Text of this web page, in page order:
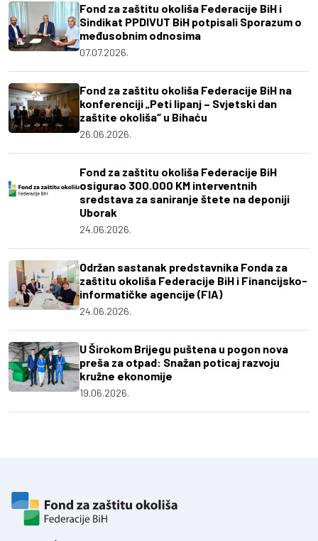
Fond za zaštitu okoliša Federacije BiH i
Sindikat PPDIVUT BiH potpisali Sporazum o
međusobnim odnosima
07.07.2026.
Fond za zaštitu okoliša Federacije BiH na
konferenciji „Peti lipanj – Svjetski dan
zaštite okoliša“ u Bihaću
26.06.2026.
Fond za zaštitu okoliša Federacije BiH
osigurao 300.000 KM interventnih
sredstava za saniranje štete na deponiji
Uborak
24.06.2026.
Održan sastanak predstavnika Fonda za
zaštitu okoliša Federacije BiH i Financijsko-
informatičke agencije (FIA)
24.06.2026.
U Širokom Brijegu puštena u pogon nova
preša za otpad: Snažan poticaj razvoju
kružne ekonomije
19.06.2026.